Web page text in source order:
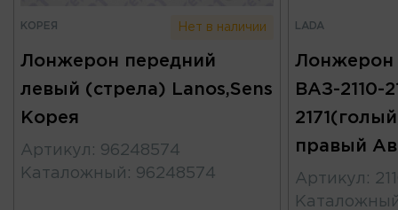
КОРЕЯ Нет в наличии
Лонжерон передний
левый (стрела) Lanos,Sens
Корея
Артикул : 96248574
Каталожный : 96248574
LADA
Лонжерон
ВАЗ-2110-
правый
Артикул :